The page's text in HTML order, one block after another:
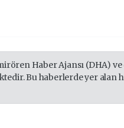
Haber Ajansı
Bu haberlerde yer